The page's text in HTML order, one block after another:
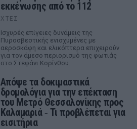
εκκένωσης από το 112
ΧΤΕΣ
Ισχυρές επίγειες δυνάμεις της
Πυροσβεστικής ενισχυμένες με
αεροσκάφη και ελικόπτερα επιχειρούν
για τον άμεσο περιορισμό της φωτιάς
στο Στεφάνι Κορίνθου.
Απόψε τα δοκιμαστικά
δρομολόγια για την επέκταση
του Μετρό Θεσσαλονίκης προς
Καλαμαριά ‑ Τι προβλέπεται για
εισιτήρια